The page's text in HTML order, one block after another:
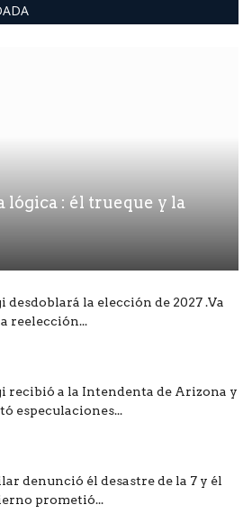
lógica : él trueque y la
desdoblará la elección de 2027 .Va
reelección...
recibió a la Intendenta de Arizona y
especulaciones...
denunció él desastre de la 7 y él
prometió...